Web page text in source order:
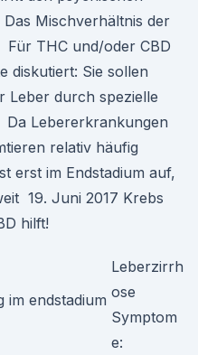
Mischverhältnis der
Für THC und/oder CBD
diskutiert: Sie sollen
Leber durch spezielle
Lebererkrankungen
relativ häufig
erst im Endstadium auf,
19. Juni 2017 Krebs
hilft!
Leberzirrh
ose
Symptom
e: